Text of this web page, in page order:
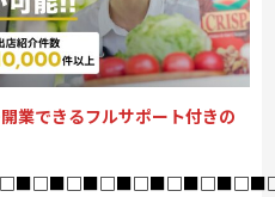
業できるフルサポート付きの